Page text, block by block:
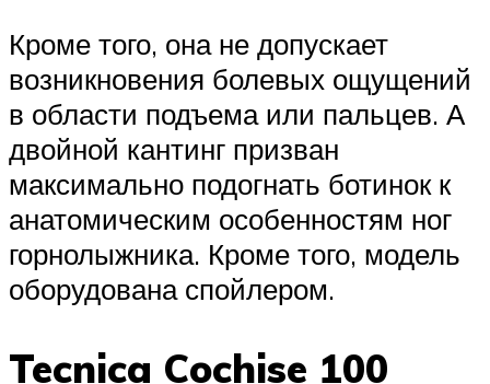
Кроме того, она не допускает
возникновения болевых ощущений
в области подъема или пальцев. А
двойной кантинг призван
максимально подогнать ботинок к
анатомическим особенностям ног
горнолыжника. Кроме того, модель
оборудована спойлером.
Tecnica Cochise 100